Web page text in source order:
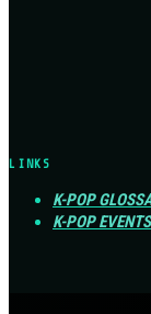
LINKS
K-POP
K-POP EVENTS